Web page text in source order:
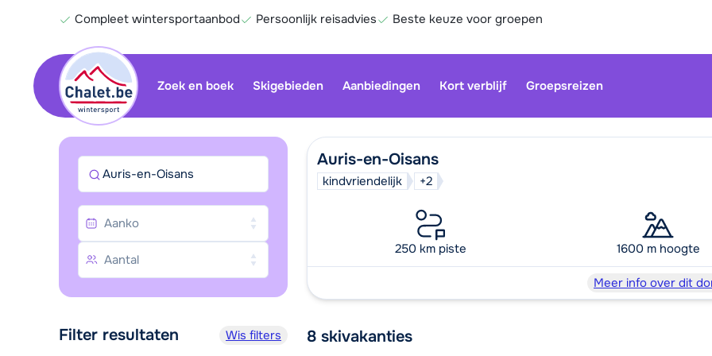
Compleet wintersportaanbod Persoonlijk reisadvies Beste keuze voor groepen
Zoek en boek Skigebieden Aanbiedingen Kort verblijf Groepsreizen
gesloten.
gebruiken:
Auris-en-Oisans
kindvriendelijk +2
250 km piste 1600 m hoogte
Meer info over dit
8 skivakanties
Auris-en-Oisans
Filter resultaten Wis filters